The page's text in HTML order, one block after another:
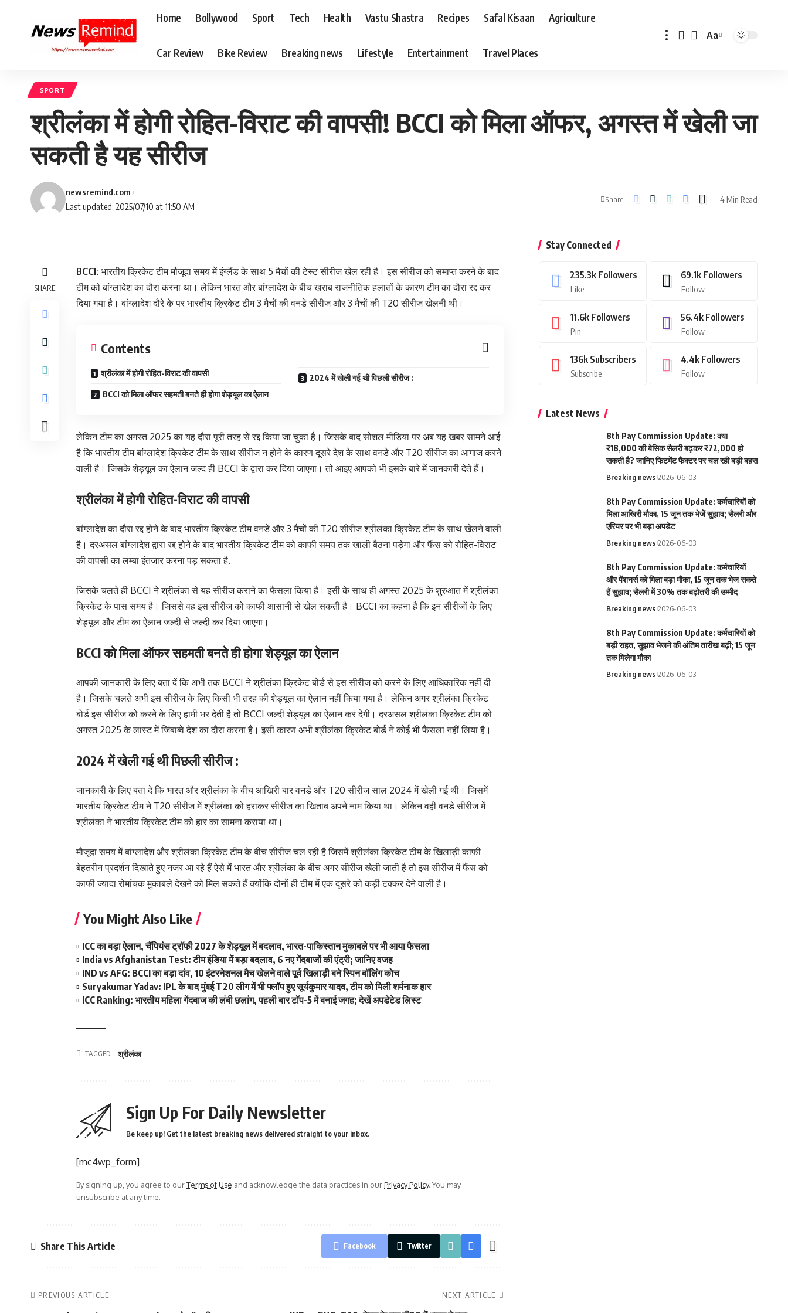
Home Bollywood Sport Tech Health Vastu Shastra Recipes Safal Kisaan Agriculture
Car Review Bike Review Breaking news Lifestyle Entertainment Travel Places
Font
Aa
SPORT
श्रीलंका में होगी रोहित-विराट की वापसी! BCCI को मिला ऑफर, अगस्त में खेली जा
सकती है यह सीरीज
Last updated: 2025/07/10 at 11:50 AM
newsremind.com
Share 4 Min Read
SHARE
BCCI: भारतीय क्रिकेट टीम मौजूदा समय में इंग्लैंड के साथ 5 मैचों की टेस्ट सीरीज खेल रही है। इस सीरीज को समाप्त करने के बाद
टीम को बांग्लादेश का दौरा करना था। लेकिन भारत और बांग्लादेश के बीच खराब राजनीतिक हलातों के कारण टीम का दौरा रद्द कर
दिया गया है। बांग्लादेश दौरे के पर भारतीय क्रिकेट टीम 3 मैचों की वनडे सीरीज और 3 मैचों की T20 सीरीज खेलनी थी।
Contents
श्रीलंका में होगी रोहित-विराट की वापसी
BCCI को मिला ऑफर सहमती बनते ही होगा शेड्यूल का ऐलान
2024 में खेली गई थी पिछली सीरीज :
लेकिन टीम का अगस्त 2025 का यह दौरा पूरी तरह से रद्द किया जा चुका है। जिसके बाद सोशल मीडिया पर अब यह खबर सामने आई
है कि भारतीय टीम बांग्लादेश क्रिकेट टीम के साथ सीरीज न होने के कारण दूसरे देश के साथ वनडे और T20 सीरीज का आगाज करने
वाली है। जिसके शेड्यूल का ऐलान जल्द ही BCCI के द्वारा कर दिया जाएगा। तो आइए आपको भी इसके बारे में जानकारी देते हैं।
श्रीलंका में होगी रोहित-विराट की वापसी
बांग्लादेश का दौरा रद्द होने के बाद भारतीय क्रिकेट टीम वनडे और 3 मैचों की T20 सीरीज श्रीलंका क्रिकेट टीम के साथ खेलने वाली
है। दरअसल बांग्लादेश द्वारा रद्द होने के बाद भारतीय क्रिकेट टीम को काफी समय तक खाली बैठना पड़ेगा और फैंस को रोहित-विराट
की वापसी का लम्बा इंतजार करना पड़ सकता है.
जिसके चलते ही BCCI ने श्रीलंका से यह सीरीज कराने का फैसला किया है। इसी के साथ ही अगस्त 2025 के शुरुआत में श्रीलंका
क्रिकेट के पास समय है। जिससे वह इस सीरीज को काफी आसानी से खेल सकती है। BCCI का कहना है कि इन सीरीजों के लिए
शेड्यूल और टीम का ऐलान जल्दी से जल्दी कर दिया जाएगा।
BCCI को मिला ऑफर सहमती बनते ही होगा शेड्यूल का ऐलान
आपकी जानकारी के लिए बता दें कि अभी तक BCCI ने श्रीलंका क्रिकेट बोर्ड से इस सीरीज को करने के लिए आधिकारिक नहीं दी
है। जिसके चलते अभी इस सीरीज के लिए किसी भी तरह की शेड्यूल का ऐलान नहीं किया गया है। लेकिन अगर श्रीलंका क्रिकेट
बोर्ड इस सीरीज को करने के लिए हामी भर देती है तो BCCI जल्दी शेड्यूल का ऐलान कर देगी। दरअसल श्रीलंका क्रिकेट टीम को
अगस्त 2025 के लास्ट में जिंबाब्वे देश का दौरा करना है। इसी कारण अभी श्रीलंका क्रिकेट बोर्ड ने कोई भी फैसला नहीं लिया है।
2024 में खेली गई थी पिछली सीरीज :
जानकारी के लिए बता दे कि भारत और श्रीलंका के बीच आखिरी बार वनडे और T20 सीरीज साल 2024 में खेली गई थी। जिसमें
भारतीय क्रिकेट टीम ने T20 सीरीज में श्रीलंका को हराकर सीरीज का खिताब अपने नाम किया था। लेकिन वही वनडे सीरीज में
श्रीलंका ने भारतीय क्रिकेट टीम को हार का सामना कराया था।
मौजूदा समय में बांग्लादेश और श्रीलंका क्रिकेट टीम के बीच सीरीज चल रही है जिसमें श्रीलंका क्रिकेट टीम के खिलाड़ी काफी
बेहतरीन प्रदर्शन दिखाते हुए नजर आ रहे हैं ऐसे में भारत और श्रीलंका के बीच अगर सीरीज खेली जाती है तो इस सीरीज में फैंस को
काफी ज्यादा रोमांचक मुकाबले देखने को मिल सकते हैं क्योंकि दोनों ही टीम में एक दूसरे को कड़ी टक्कर देने वाली है।
You Might Also Like
ICC का बड़ा ऐलान, चैंपियंस ट्रॉफी 2027 के शेड्यूल में बदलाव, भारत-पाकिस्तान मुकाबले पर भी आया फैसला
India vs Afghanistan Test: टीम इंडिया में बड़ा बदलाव, 6 नए गेंदबाजों की एंट्री; जानिए वजह
IND vs AFG: BCCI का बड़ा दांव, 10 इंटरनेशनल मैच खेलने वाले पूर्व खिलाड़ी बने स्पिन बॉलिंग कोच
Suryakumar Yadav: IPL के बाद मुंबई T20 लीग में भी फ्लॉप हुए सूर्यकुमार यादव, टीम को मिली शर्मनाक हार
ICC Ranking: भारतीय महिला गेंदबाज की लंबी छलांग, पहली बार टॉप-5 में बनाई जगह; देखें अपडेटेड लिस्ट
TAGGED: श्रीलंका
Sign Up For Daily Newsletter
Be keep up! Get the latest breaking news delivered straight to your inbox.
[mc4wp_form]
By signing up, you agree to ourTerms of Use and acknowledge the data practices in ourPrivacy Policy. You may
unsubscribe at any time.
Share This Article Facebook Twitter
PREVIOUS ARTICLE NEXT ARTICLE
Stay Connected
235.3k Followers
Like
69.1k Followers
Follow
11.6k Followers
Pin
56.4k Followers
Follow
136k Subscribers
Subscribe
4.4k Followers
Follow
Latest News
8th Pay Commission Update: क्या
₹18,000 की बेसिक सैलरी बढ़कर ₹72,000 हो
सकती है? जानिए फिटमेंट फैक्टर पर चल रही बड़ी बहस
Breaking news 2026-06-03
8th Pay Commission Update: कर्मचारियों को
मिला आखिरी मौका, 15 जून तक भेजें सुझाव; सैलरी और
एरियर पर भी बड़ा अपडेट
Breaking news 2026-06-03
8th Pay Commission Update: कर्मचारियों
और पेंशनर्स को मिला बड़ा मौका, 15 जून तक भेज सकते
हैं सुझाव; सैलरी में 30% तक बढ़ोतरी की उम्मीद
Breaking news 2026-06-03
8th Pay Commission Update: कर्मचारियों को
बड़ी राहत, सुझाव भेजने की अंतिम तारीख बढ़ी; 15 जून
तक मिलेगा मौका
Breaking news 2026-06-03